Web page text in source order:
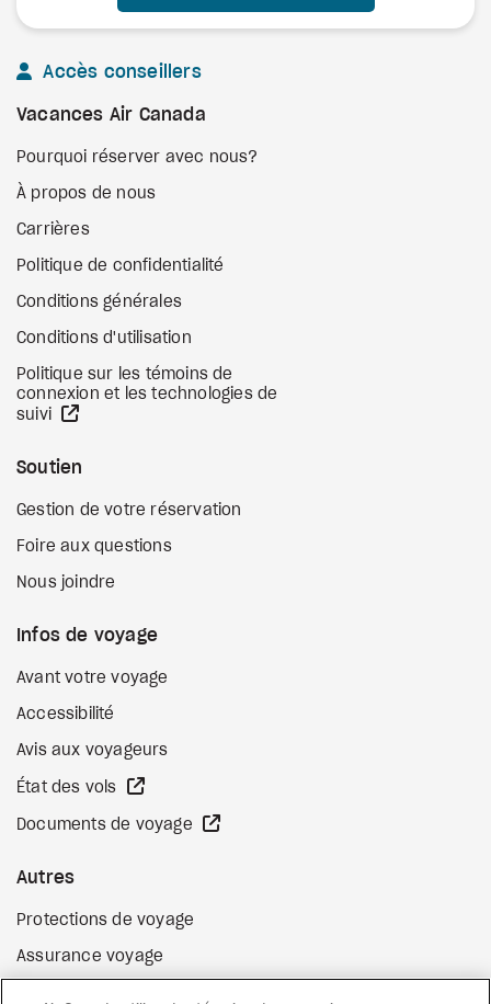
Accès conseillers
Vacances Air Canada
Pourquoi réserver avec nous?
À propos de nous
Carrières
Politique de confidentialité
Conditions générales
Conditions d'utilisation
Politique sur les témoins de
connexion et les technologies de
suivi
Soutien
Gestion de votre réservation
Foire aux questions
Nous joindre
Infos de voyage
Avant votre voyage
Accessibilité
Avis aux voyageurs
État des vols
Documents de voyage
Autres
Protections de voyage
Assurance voyage